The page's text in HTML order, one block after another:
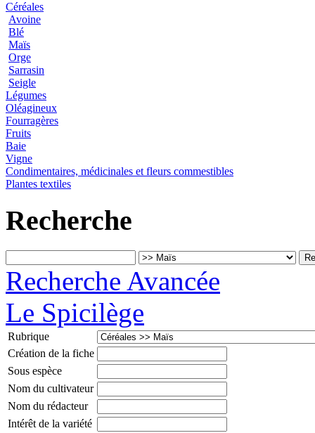
Céréales
Avoine
Blé
Maïs
Orge
Sarrasin
Seigle
Légumes
Oléagineux
Fourragères
Fruits
Baie
Vigne
Condimentaires, médicinales et fleurs commestibles
Plantes textiles
Recherche
Recherche Avancée
Le Spicilège
Rubrique
Création de la fiche
Sous espèce
Nom du cultivateur
Nom du rédacteur
Intérêt de la variété